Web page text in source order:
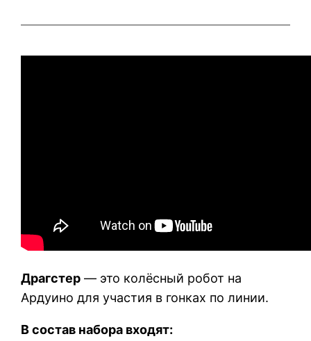
Драгстер — это колёсный робот на
Ардуино для участия в гонках по линии.
В состав набора входят: